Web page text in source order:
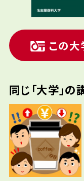
この
同じ「大学」の